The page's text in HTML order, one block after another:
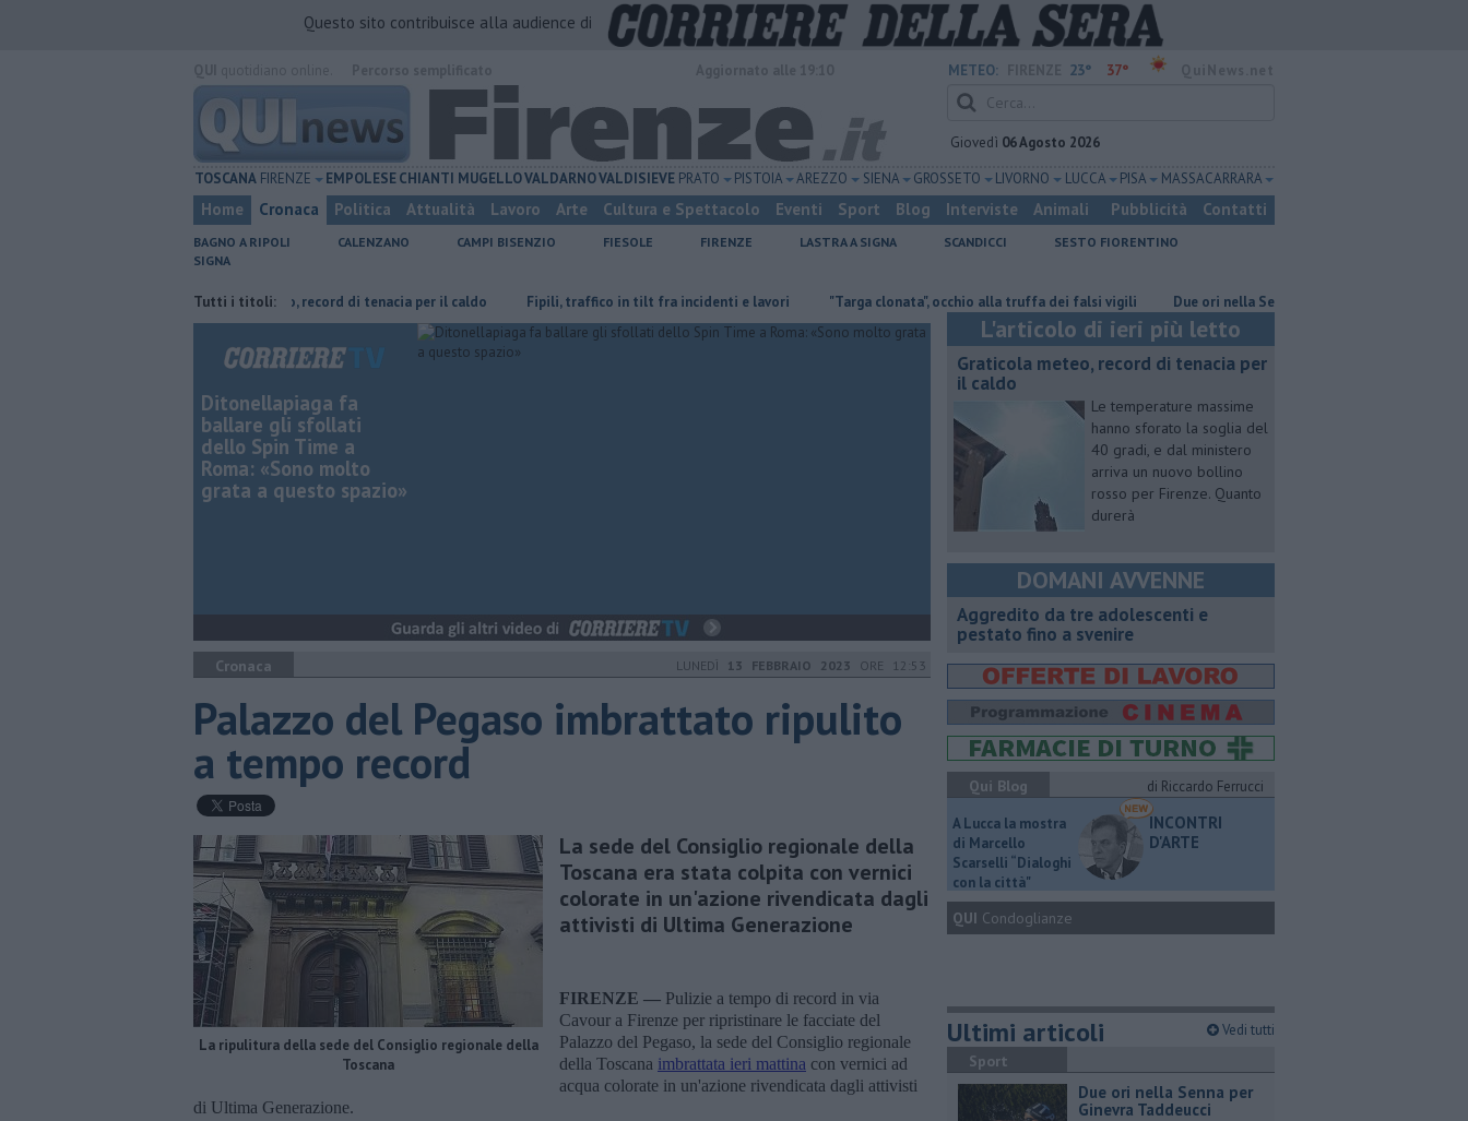
Questo sito contribuisce alla audience di
METEO: 23° 37°
Giovedì 06 Agosto 2026
TOSCANA FIRENZE EMPOLESECHIANTI MUGELLOVALDARNOVALDISIEVE PRATO PISTOIA AREZZO SIENA GROSSETO LIVORNO LUCCA PISA MASSA CARRARA
Home Cronaca Politica Attualità Lavoro Arte Cultura e Spettacolo Eventi Sport Blog Interviste Animali Pubblicità Contatti
BAGNO A RIPOLI CALENZANO CAMPI BISENZIO FIESOLE FIRENZE LASTRA A SIGNA SCANDICCI
SESTO FIORENTINO
SIGNA
Tutti i titoli:
Graticola meteo, record di tenacia per il caldo Fipili, traffico in tilt fra incidenti e lavori "Targa clonata", occhio alla truffa dei falsi vigili Due ori nella Senna per Ginevra Taddeucci
Ditonellapiaga fa
ballare gli sfollati
dello Spin Time a
Roma: «Sono molto
grata a questo spazio»
Cronaca LUNEDÌ 13 FEBBRAIO 2023 ORE 12:53
Palazzo del Pegaso imbrattato ripulito
a tempo record
La ripulitura della sede del Consiglio regionale della
Toscana
La sede del Consiglio regionale della
Toscana era stata colpita con vernici
colorate in un'azione rivendicata dagli
attivisti di Ultima Generazione
FIRENZE — Pulizie a tempo di record in via
Cavour a Firenze per ripristinare le facciate del
Palazzo del Pegaso, la sede del Consiglio regionale
della Toscana imbrattata ieri mattina con vernici ad
acqua colorate in un'azione rivendicata dagli attivisti
di Ultima Generazione.
L'articolo di ieri più letto
Graticola meteo, record di tenacia per
il caldo
Le temperature massime
hanno sforato la soglia del
40 gradi, e dal ministero
arriva un nuovo bollino
rosso per Firenze. Quanto
durerà
DOMANI AVVENNE
Aggredito da tre adolescenti e
pestato fino a svenire
Qui Blog
di Riccardo Ferrucci
A Lucca la mostra
di Marcello
Scarselli “Dialoghi
con la città"
INCONTRI
D'ARTE
QUI Condoglianze
Ultimi articoli Vedi tutti
Sport
Due ori nella Senna per
Ginevra Taddeucci